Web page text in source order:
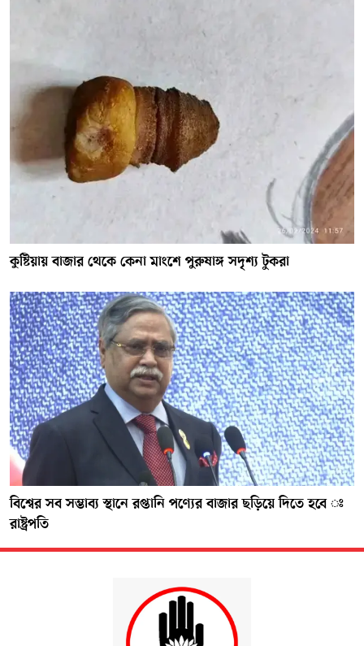
কুষ্টিয়ায় বাজার থেকে কেনা মাংশে পুরুষাঙ্গ সদৃশ্য টুকরা
বিশ্বের সব সম্ভাব্য স্থানে রপ্তানি পণ্যের বাজার ছড়িয়ে দিতে হবে ঃ
রাষ্ট্রপতি